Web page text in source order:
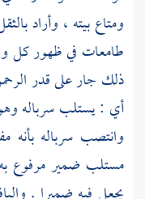
ومتاع بيته ، وأراد
طامعات في ظهور كل
ذلك جار على قدر
أي : يستلب سرباله
وانتصب سرباله بأنه
مستلب ضمير مرفوع